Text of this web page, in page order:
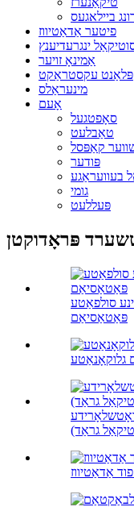
ביילאגעס
פיטער אַדאַטיווז
ינגרעדיענץ
אַמינאָ זויער
פּלאַנט עקסטראַקט
מינעראַלס
אָעם
סאָפטגעל
טאַבלעט
קאַפּסל
פּודער
בעוועראַגע
גומי
פּעללעט
פּראָדוקטן
סולפאַטע
פּאַטאַסיאַם
גלוקאָנאַטע
גראַד)
אַדאַטיווז